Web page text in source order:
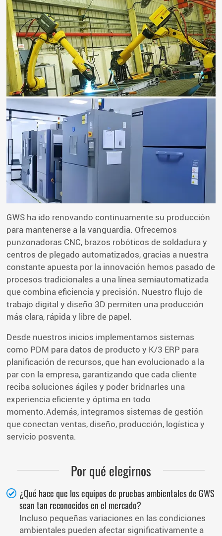
GWS ha ido renovando continuamente su producción
para mantenerse a la vanguardia. Ofrecemos
punzonadoras CNC, brazos robóticos de soldadura y
centros de plegado automatizados, gracias a nuestra
constante apuesta por la innovación hemos pasado de
procesos tradicionales a una línea semiautomatizada
que combina eficiencia y precisión. Nuestro flujo de
trabajo digital y diseño 3D permiten una producción
más clara, rápida y libre de papel.
Desde nuestros inicios implementamos sistemas
como PDM para datos de producto y K/3 ERP para
planificación de recursos, que han evolucionado a la
par con la empresa, garantizando que cada cliente
reciba soluciones ágiles y poder bridnarles una
experiencia eficiente y óptima en todo
momento.Además, integramos sistemas de gestión
que conectan ventas, diseño, producción, logística y
servicio posventa.
Por qué elegirnos
¿Qué hace que los equipos de pruebas ambientales de GWS
sean tan reconocidos en el mercado?
Incluso pequeñas variaciones en las condiciones
ambientales pueden afectar significativamente a